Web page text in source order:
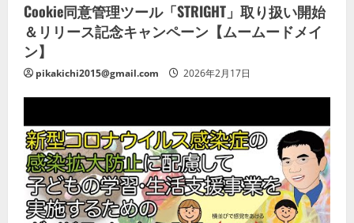
Cookie同意管理ツール「STRIGHT」取り扱い開始
＆リリース記念キャンペーン【ムームードメイ
ン】
pikakichi2015@gmail.com 2026年2月17日